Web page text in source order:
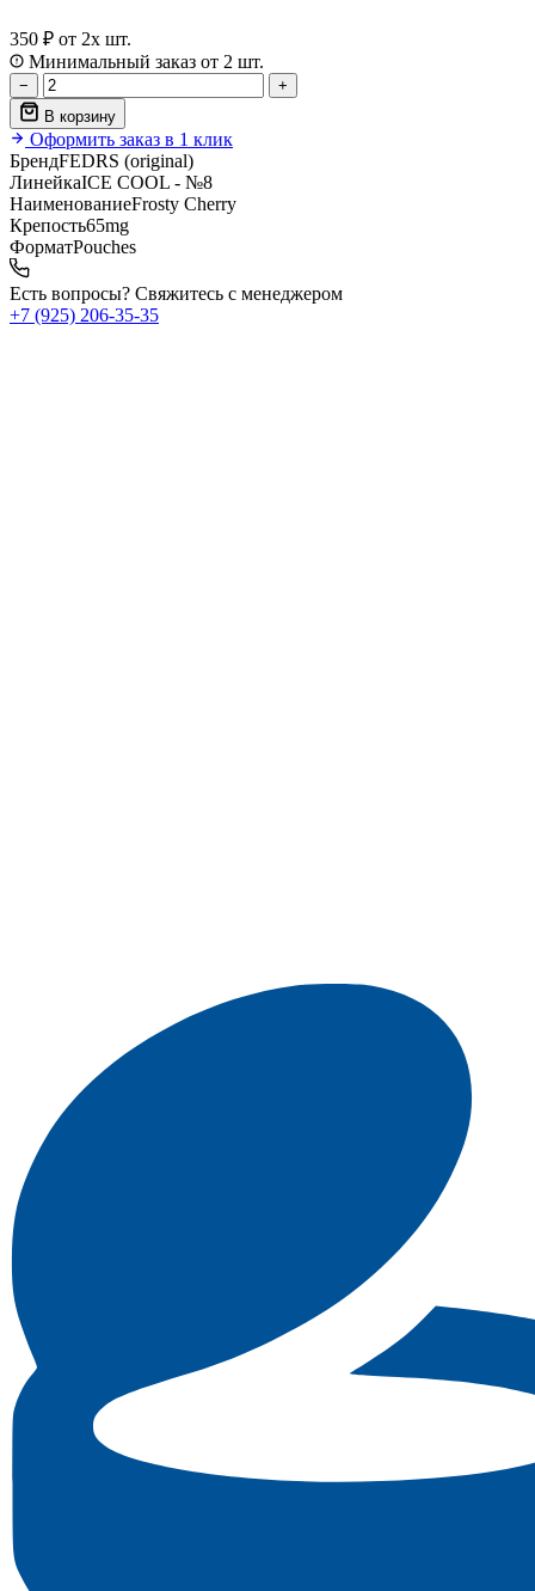
350 ₽ от 2х шт.
Минимальный заказ от 2 шт.
−
+
В корзину
Оформить заказ в 1 клик
БрендFEDRS (original)
ЛинейкаICE COOL - №8
НаименованиеFrosty Cherry
Крепость65mg
ФорматPouches
Есть вопросы? Свяжитесь с менеджером
+7 (925) 206‑35‑35